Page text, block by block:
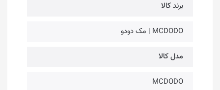
برند کالا
MCDODO | مک دودو
مدل کالا
MCDODO